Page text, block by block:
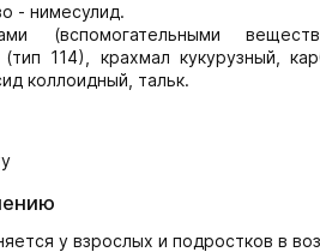
- нимесулид.
(вспомогательными
(тип 114), крахмал кукурузный,
коллоидный, тальк.
у взрослых и подростков в